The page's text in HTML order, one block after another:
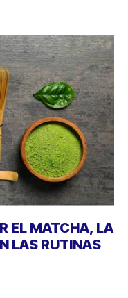
EL MATCHA, LA
LAS RUTINAS